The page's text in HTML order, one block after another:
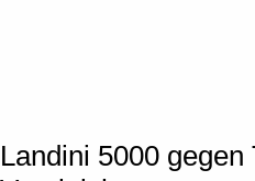
Landini 5000